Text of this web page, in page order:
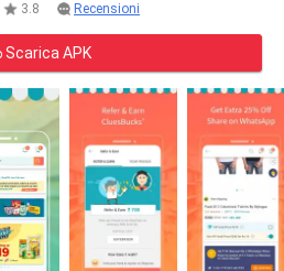
3.8 Recensioni
Scarica APK